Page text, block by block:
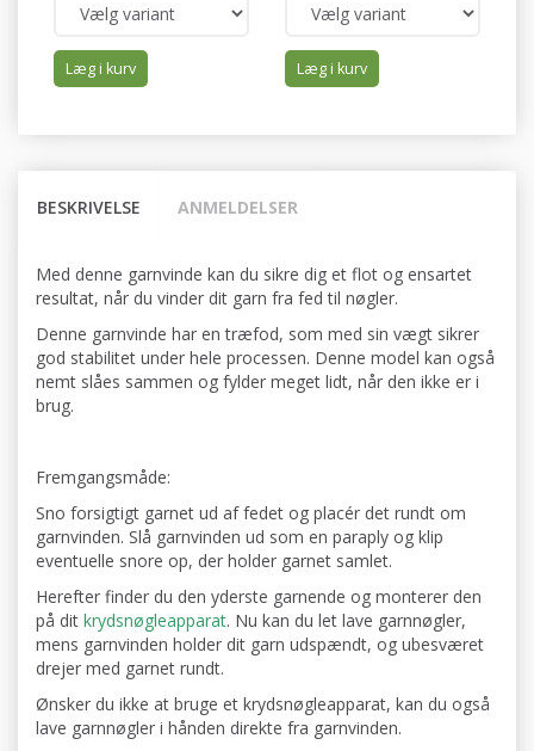
Læg i kurv Læg i kurv
BESKRIVELSE ANMELDELSER
Med denne garnvinde kan du sikre dig et flot og ensartet
resultat, når du vinder dit garn fra fed til nøgler.
Denne garnvinde har en træfod, som med sin vægt sikrer
god stabilitet under hele processen. Denne model kan også
nemt slåes sammen og fylder meget lidt, når den ikke er i
brug.
Fremgangsmåde:
Sno forsigtigt garnet ud af fedet og placér det rundt om
garnvinden. Slå garnvinden ud som en paraply og klip
eventuelle snore op, der holder garnet samlet.
Herefter finder du den yderste garnende og monterer den
på dit krydsnøgleapparat. Nu kan du let lave garnnøgler,
mens garnvinden holder dit garn udspændt, og ubesværet
drejer med garnet rundt.
Ønsker du ikke at bruge et krydsnøgleapparat, kan du også
lave garnnøgler i hånden direkte fra garnvinden.